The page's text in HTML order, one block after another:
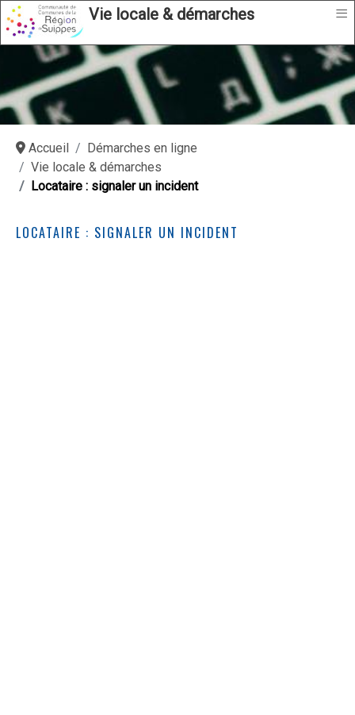
Vie locale & démarches ≡
Accueil
Démarches en ligne
Vie locale & démarches
Locataire : signaler un incident
LOCATAIRE : SIGNALER UN INCIDENT